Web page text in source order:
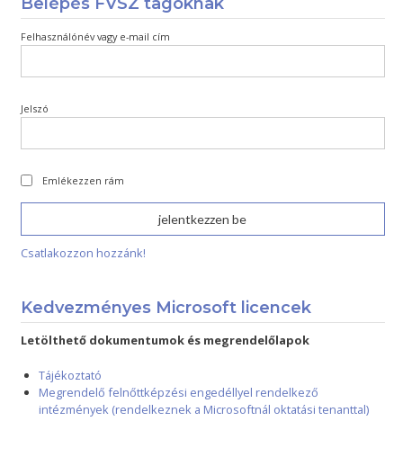
Felhasználónév vagy e-mail cím
Jelszó
Emlékezzen rám
Csatlakozzon hozzánk!
Kedvezményes Microsoft licencek
Letölthető dokumentumok és megrendelőlapok
Tájékoztató
Megrendelő felnőttképzési engedéllyel rendelkező
intézmények (rendelkeznek a Microsoftnál oktatási tenanttal)